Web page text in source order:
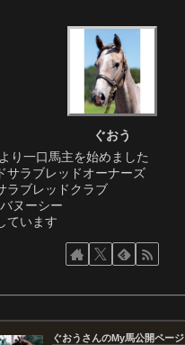
ぐおう
り一口馬主を始めました
サラブレッドオーナーズ
ラブレッドクラブ
ヌーシー
ています
ぐおうさんのMy馬公開ページ